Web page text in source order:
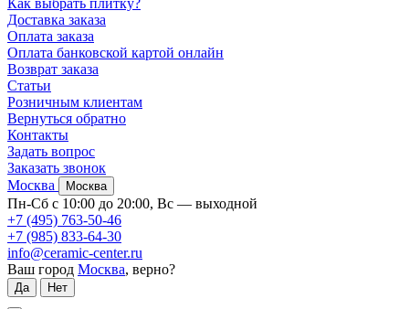
Как выбрать плитку?
Доставка заказа
Оплата заказа
Оплата банковской картой онлайн
Возврат заказа
Статьи
Розничным клиентам
Вернуться обратно
Контакты
Задать вопрос
Заказать звонок
Москва
Москва
Пн-Сб с 10:00 до 20:00, Вс — выходной
+7 (495) 763-50-46
+7 (985) 833-64-30
info@ceramic-center.ru
Ваш город Москва, верно?
Да Нет